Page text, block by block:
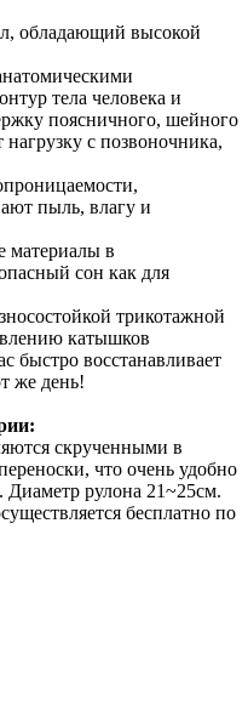
обладающий высокой
тела человека и
поясничного, шейного
с позвоночника,
пыль, влагу и
материалы в
сон как для
трикотажной
катышков
быстро восстанавливает
же день!
скрученными в
что очень удобно
Диаметр рулона 21~25см.
бесплатно по